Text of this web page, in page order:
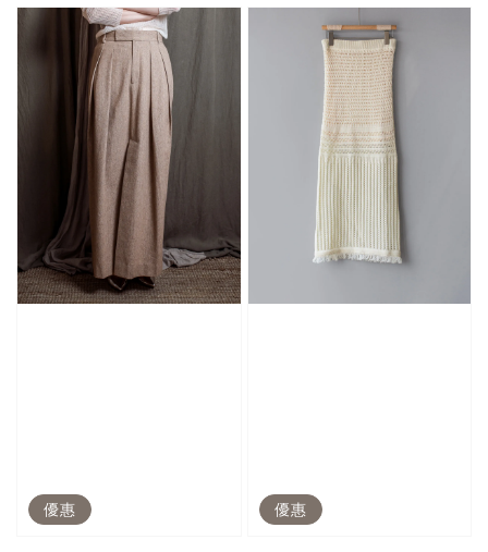
優惠 優惠